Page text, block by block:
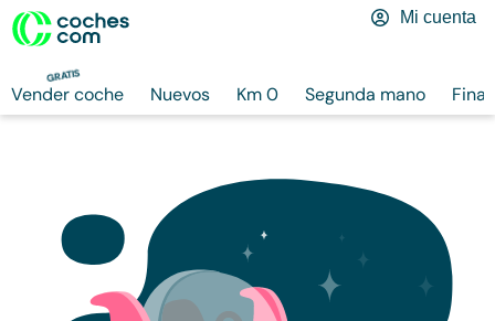
GRATIS
Vender coche Nuevos Km 0 Segunda mano
Mi cuenta